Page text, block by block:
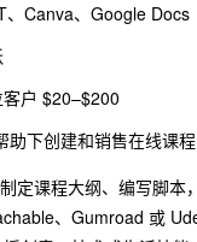
、Canva、Google Docs
户 $20–$200
助下创建和销售在线课程
定课程大纲、编写脚本
、Gumroad 或